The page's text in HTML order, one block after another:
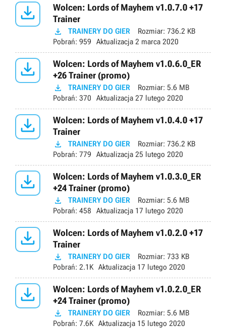

Wolcen: Lords of Mayhem v1.0.7.0 +17
Trainer
 TRAINERY DO GIER Rozmiar: 736.2 KB
Pobrań: 959 Aktualizacja 2 marca 2020

Wolcen: Lords of Mayhem v1.0.6.0_ER
+26 Trainer (promo)
 TRAINERY DO GIER Rozmiar: 5.6 MB
Pobrań: 370 Aktualizacja 27 lutego 2020

Wolcen: Lords of Mayhem v1.0.4.0 +17
Trainer
 TRAINERY DO GIER Rozmiar: 736.2 KB
Pobrań: 779 Aktualizacja 25 lutego 2020

Wolcen: Lords of Mayhem v1.0.3.0_ER
+24 Trainer (promo)
 TRAINERY DO GIER Rozmiar: 5.6 MB
Pobrań: 458 Aktualizacja 17 lutego 2020

Wolcen: Lords of Mayhem v1.0.2.0 +17
Trainer
 TRAINERY DO GIER Rozmiar: 733 KB
Pobrań: 2.1K Aktualizacja 17 lutego 2020

Wolcen: Lords of Mayhem v1.0.2.0_ER
+24 Trainer (promo)
 TRAINERY DO GIER Rozmiar: 5.6 MB
Pobrań: 7.6K Aktualizacja 15 lutego 2020